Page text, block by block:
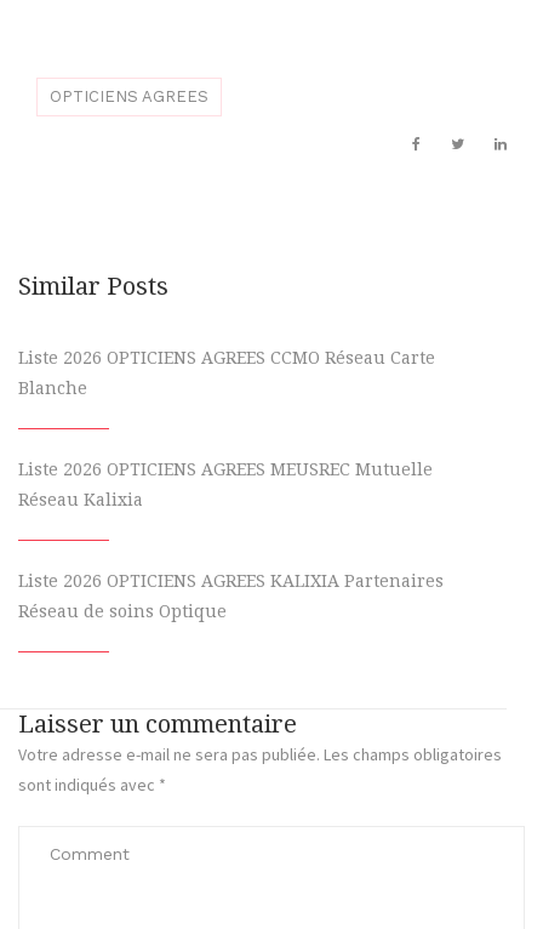
OPTICIENS AGREES
Similar Posts
Liste 2026 OPTICIENS AGREES CCMO Réseau Carte
Blanche
Liste 2026 OPTICIENS AGREES MEUSREC Mutuelle
Réseau Kalixia
Liste 2026 OPTICIENS AGREES KALIXIA Partenaires
Réseau de soins Optique
Laisser un commentaire
Votre adresse e-mail ne sera pas publiée. Les champs obligatoires
sont indiqués avec *